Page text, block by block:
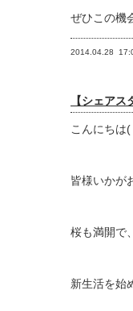
ぜひこの機
2014.04.28
【シェア
こんにちは
皆様いかが
桜も満開で
新生活を始